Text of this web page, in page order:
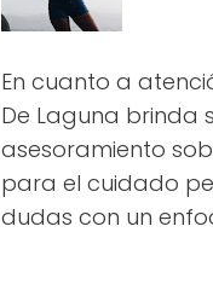
En cuanto a
De Laguna brinda
asesoramiento
para el cuidado
dudas con un